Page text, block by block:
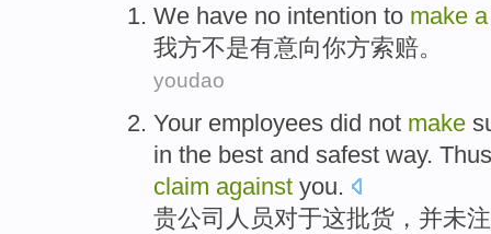
We have no intention to make
我方不是有意向你方索赔。
youdao
Your employees did not make
in the best and safest way. Thus
claim against you.
贵公司人员对于这批货 ， 并未